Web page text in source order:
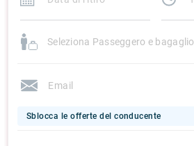
Seleziona Passeggero e bagaglio
Sblocca le offerte del conducente